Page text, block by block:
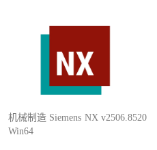
机械制造 Siemens NX v2506.8520
Win64